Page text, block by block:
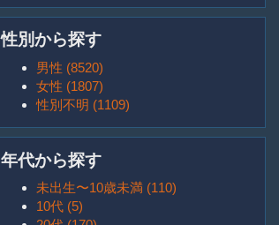
性別から探す
男性 (8520)
女性 (1807)
性別不明 (1109)
年代から探す
未出生〜10歳未満 (110)
10代 (5)